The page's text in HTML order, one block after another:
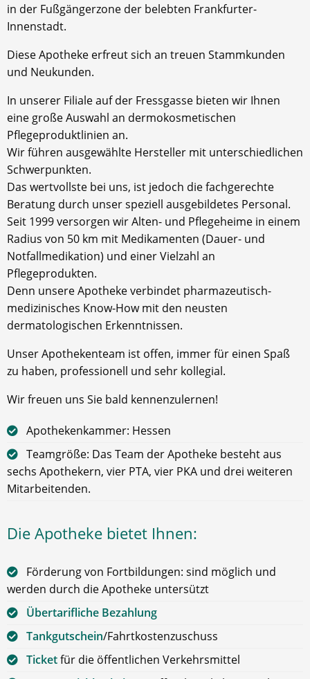
in der Fußgängerzone der belebten Frankfurter-
Innenstadt.
Diese Apotheke erfreut sich an treuen Stammkunden
und Neukunden.
In unserer Filiale auf der Fressgasse bieten wir Ihnen
eine große Auswahl an dermokosmetischen
Pflegeproduktlinien an.
Wir führen ausgewählte Hersteller mit unterschiedlichen
Schwerpunkten.
Das wertvollste bei uns, ist jedoch die fachgerechte
Beratung durch unser speziell ausgebildetes Personal.
Seit 1999 versorgen wir Alten- und Pflegeheime in einem
Radius von 50 km mit Medikamenten (Dauer- und
Notfallmedikation) und einer Vielzahl an
Pflegeprodukten.
Denn unsere Apotheke verbindet pharmazeutisch-
medizinisches Know-How mit den neusten
dermatologischen Erkenntnissen.
Unser Apothekenteam ist offen, immer für einen Spaß
zu haben, professionell und sehr kollegial.
Wir freuen uns Sie bald kennenzulernen!
Apothekenkammer: Hessen
Teamgröße: Das Team der Apotheke besteht aus
sechs Apothekern, vier PTA, vier PKA und drei weiteren
Mitarbeitenden.
Die Apotheke bietet Ihnen:
Förderung von Fortbildungen: sind möglich und
werden durch die Apotheke untersützt
Übertarifliche Bezahlung
Tankgutschein/Fahrtkostenzuschuss
Ticketfür die öffentlichen Verkehrsmittel